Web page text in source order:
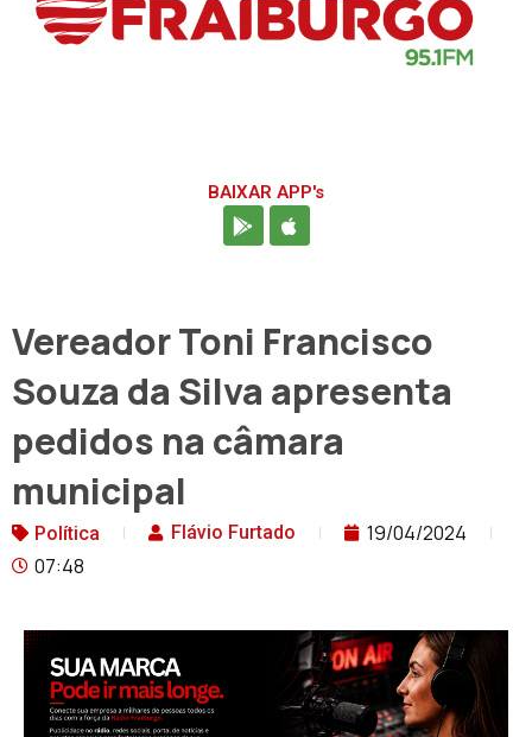
BAIXAR APP's
Vereador Toni Francisco
Souza da Silva apresenta
pedidos na câmara
municipal
Política Flávio Furtado
19/04/2024
07:48